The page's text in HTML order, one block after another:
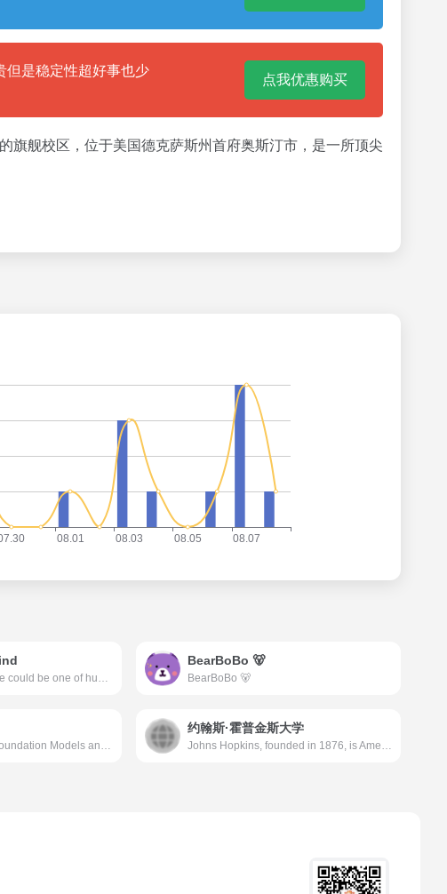
但是稳定性超好事也少
点我优惠购买
旗舰校区，位于美国德克萨斯州首府奥斯汀市，是一所顶尖
BearBoBo 🐻
BearBoBo 🐻
约翰斯·霍普金斯大学